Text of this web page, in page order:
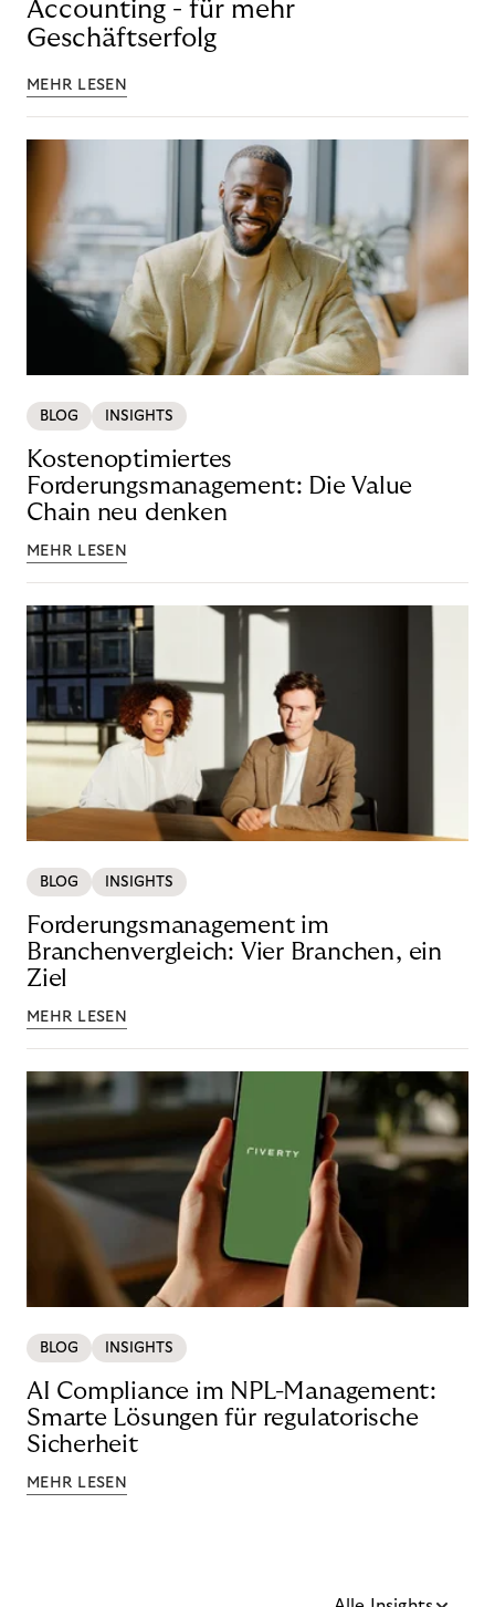
Accounting - für mehr
Geschäftserfolg
MEHR LESEN
BLOG INSIGHTS
Kostenoptimiertes
Forderungsmanagement: Die Value
Chain neu denken
MEHR LESEN
BLOG INSIGHTS
Forderungsmanagement im
Branchenvergleich: Vier Branchen, ein
Ziel
MEHR LESEN
BLOG INSIGHTS
AI Compliance im NPL-Management:
Smarte Lösungen für regulatorische
Sicherheit
MEHR LESEN